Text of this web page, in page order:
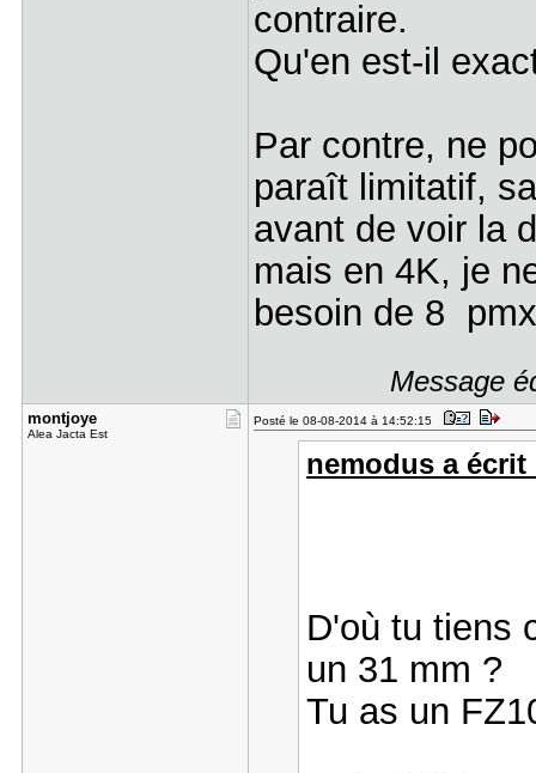
contraire.
Qu'en est-il
Par contre, ne
paraît limitatif,
avant de voir la
mais en 4K, je
besoin de 8
Message
montjoye
Alea Jacta Est
Posté le 08-08-2014 à 14:52:15
nemodus a écrit
D'où tu tiens
un 31 mm ?
Tu as un